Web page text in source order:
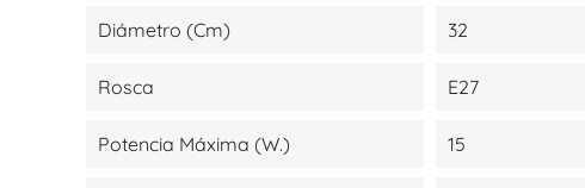
Diámetro (cm) 32
Rosca E27
Potencia Máxima (W.) 15